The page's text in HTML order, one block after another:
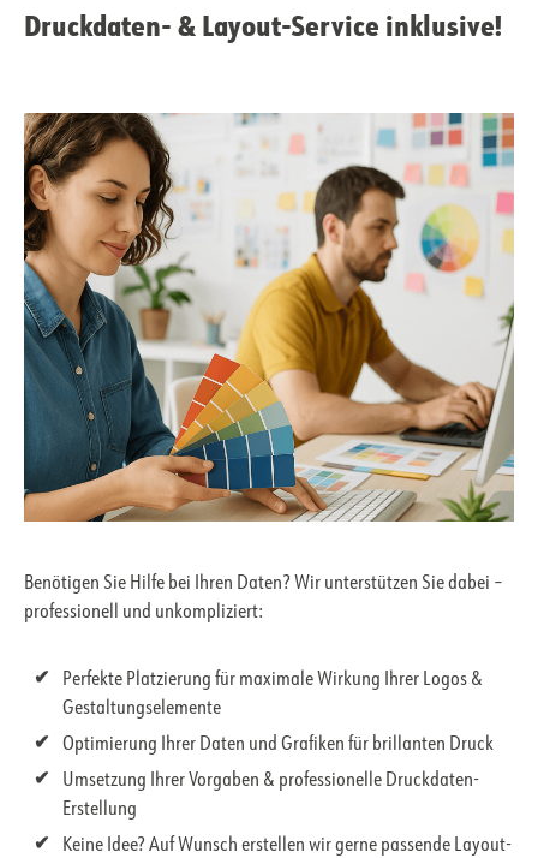
Druckdaten- & Layout-Service inklusive!
Benötigen Sie Hilfe bei Ihren Daten? Wir unterstützen Sie dabei –
professionell und unkompliziert:
Perfekte Platzierung für maximale Wirkung Ihrer Logos &
Gestaltungselemente
Optimierung Ihrer Daten und Grafiken für brillanten Druck
Umsetzung Ihrer Vorgaben & professionelle Druckdaten-
Erstellung
Keine Idee? Auf Wunsch erstellen wir gerne passende Layout-